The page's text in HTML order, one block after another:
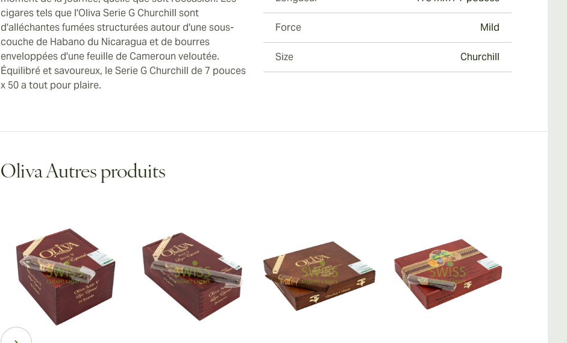
cigares tels que l'Oliva Serie G Churchill sont
d'alléchantes fumées structurées autour d'une sous-
couche de Habano du Nicaragua et de bourres
enveloppées d'une feuille de Cameroun veloutée.
Équilibré et savoureux, le Serie G Churchill de 7 pouces
x 50 a tout pour plaire.
Force Mild
Size Churchill
Oliva Autres produits